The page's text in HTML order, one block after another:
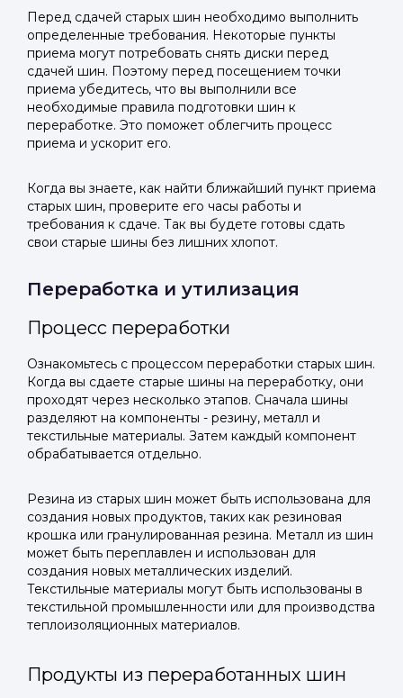
Перед сдачей старых шин необходимо выполнить
определенные требования. Некоторые пункты
приема могут потребовать снять диски перед
сдачей шин. Поэтому перед посещением точки
приема убедитесь, что вы выполнили все
необходимые правила подготовки шин к
переработке. Это поможет облегчить процесс
приема и ускорит его.
Когда вы знаете, как найти ближайший пункт приема
старых шин, проверите его часы работы и
требования к сдаче. Так вы будете готовы сдать
свои старые шины без лишних хлопот.
Переработка и утилизация
Процесс переработки
Ознакомьтесь с процессом переработки старых шин.
Когда вы сдаете старые шины на переработку, они
проходят через несколько этапов. Сначала шины
разделяют на компоненты - резину, металл и
текстильные материалы. Затем каждый компонент
обрабатывается отдельно.
Резина из старых шин может быть использована для
создания новых продуктов, таких как резиновая
крошка или гранулированная резина. Металл из шин
может быть переплавлен и использован для
создания новых металлических изделий.
Текстильные материалы могут быть использованы в
текстильной промышленности или для производства
теплоизоляционных материалов.
Продукты из переработанных шин